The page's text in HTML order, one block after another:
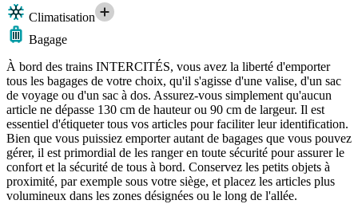
Climatisation
Bagage
À bord des trains INTERCITÉS, vous avez la liberté d'emporter
tous les bagages de votre choix, qu'il s'agisse d'une valise, d'un sac
de voyage ou d'un sac à dos. Assurez-vous simplement qu'aucun
article ne dépasse 130 cm de hauteur ou 90 cm de largeur. Il est
essentiel d'étiqueter tous vos articles pour faciliter leur identification.
Bien que vous puissiez emporter autant de bagages que vous pouvez
gérer, il est primordial de les ranger en toute sécurité pour assurer le
confort et la sécurité de tous à bord. Conservez les petits objets à
proximité, par exemple sous votre siège, et placez les articles plus
volumineux dans les zones désignées ou le long de l'allée.